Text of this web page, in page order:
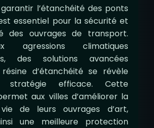
garantir l’étanchéité des ponts
essentiel pour la sécurité et
des ouvrages de transport.
agressions climatiques
des solutions avancées
d’étanchéité se révèle
efficace. Cette
aux villes d’améliorer la
de leurs ouvrages d’art,
une meilleure protection